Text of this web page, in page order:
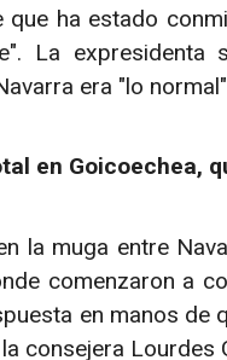
ha estado
La expresidenta
era "lo
en Goicoechea,
la muga entre
comenzaron a
en manos de
consejera